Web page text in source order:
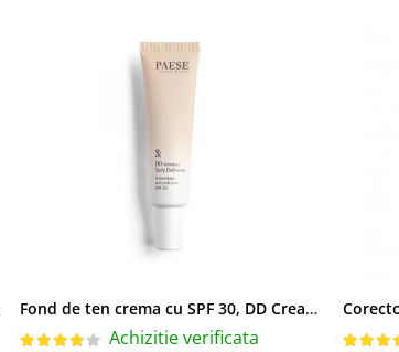
Fond de ten crema cu SPF 30, DD Cream, 6W Golden Tan - 30 ml
Achizitie verificata